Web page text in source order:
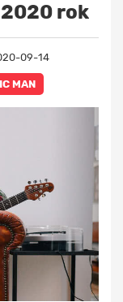
rok
09-14
MAN